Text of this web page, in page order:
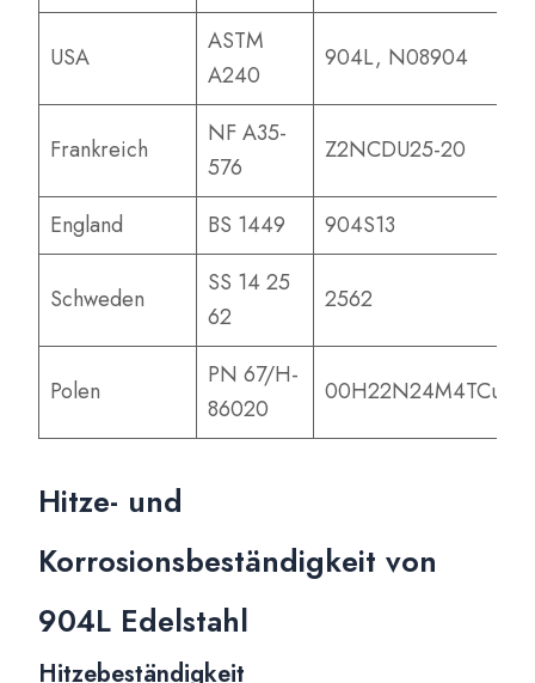
USA
ASTM
A240
904L, N08904
Frankreich
NF A35-
576
Z2NCDU25-20
England BS 1449 904S13
Schweden
SS 14 25
62
2562
Polen
PN 67/H-
86020
00H22N24M4TCu
Hitze- und
Korrosionsbeständigkeit von
904L Edelstahl
Hitzebeständigkeit